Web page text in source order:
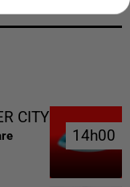
CITY
14h00
14h00